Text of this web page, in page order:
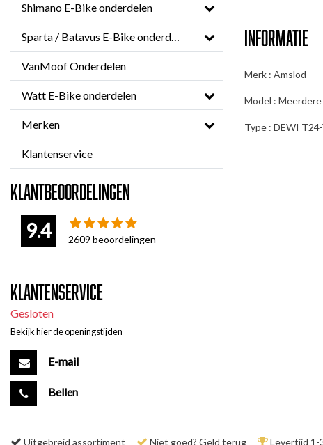
Shimano E-Bike onderdelen
Sparta / Batavus E-Bike onderdelen
VanMoof Onderdelen
Watt E-Bike onderdelen
Merken
Klantenservice
Klantbeoordelingen
9.4
2609 beoordelingen
Klantenservice
Gesloten
Bekijk hier de openingstijden
E-mail
Bellen
Informatie
Merk : Amslod
Model :
Type : DEWI
Uitgebreid assortiment Niet goed? Geld terug Levertijd 1-